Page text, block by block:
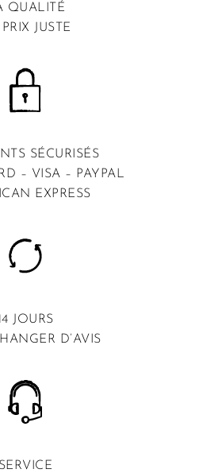
QUALITÉ
JUSTE
SÉCURISÉS
– VISA – PAYPAL
EXPRESS
JOURS
D’AVIS
SERVICE